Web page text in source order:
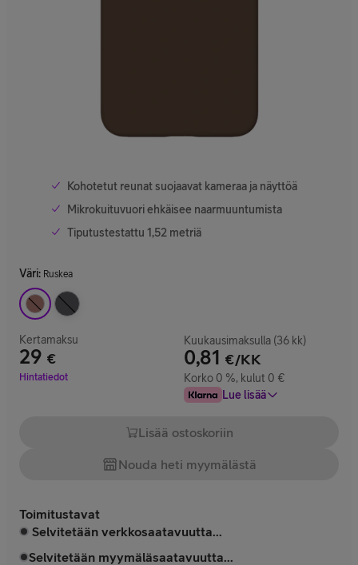
Kohotetut reunat suojaavat kameraa ja näyttöä
Mikrokuituvuori ehkäisee naarmuuntumista
Tiputustestattu 1,52 metriä
Väri: Ruskea
Kertamaksu
29 €
Hinta 29 €
Hintatiedot
Kuukausimaksulla (36 kk)
0,81 €/KK
Korko 0 %, kulut 0 €
Lue lisää
Lisää ostoskoriin
Nouda heti myymälästä
Toimitustavat
Selvitetään verkkosaatavuutta...
Selvitetään myymäläsaatavuutta...